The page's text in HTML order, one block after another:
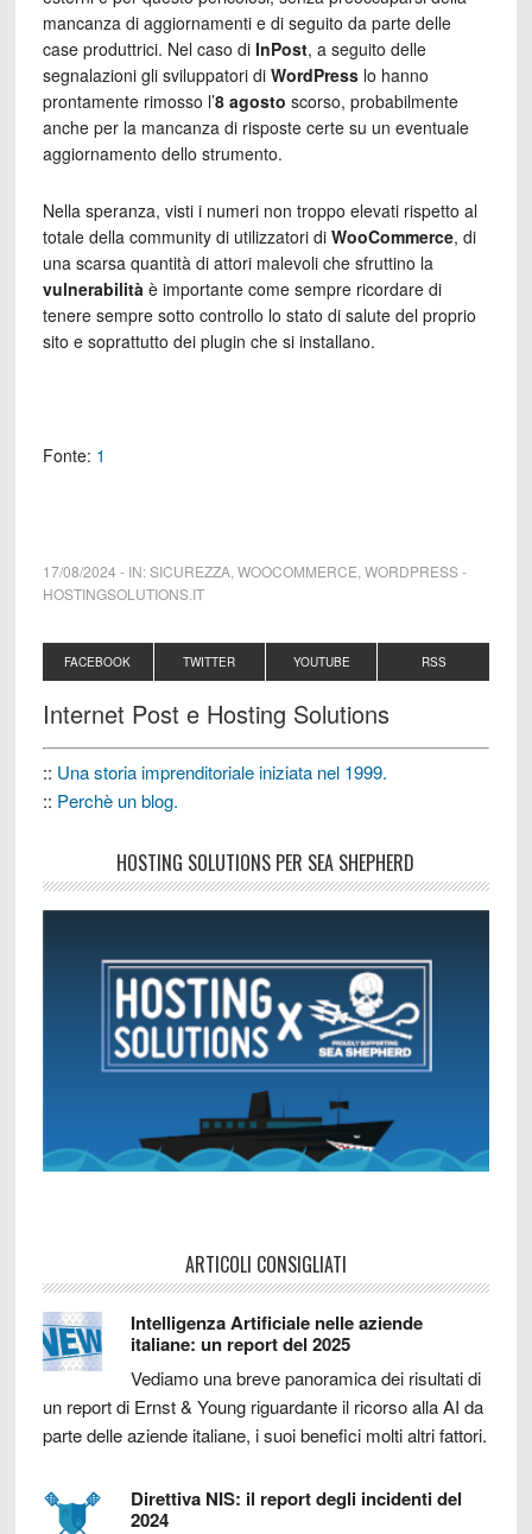
mancanza di aggiornamenti e di seguito da parte delle
case produttrici. Nel caso di InPost, a seguito delle
segnalazioni gli sviluppatori di WordPresslo hanno
prontamente rimosso l’8 agosto scorso, probabilmente
anche per la mancanza di risposte certe su un eventuale
aggiornamento dello strumento.
Nella speranza, visti i numeri non troppo elevati rispetto al
totale della community di utilizzatori di WooCommerce, di
una scarsa quantità di attori malevoli che sfruttino la
vulnerabilità è importante come sempre ricordare di
tenere sempre sotto controllo lo stato di salute del proprio
sito e soprattutto dei plugin che si installano.
Fonte: 1
17/08/2024 - IN:SICUREZZA, WOOCOMMERCE WORDPRESS-
HOSTINGSOLUTIONS.IT
FACEBOOK TWITTER YOUTUBE RSS
Internet Post e Hosting Solutions
:: Una storia imprenditoriale iniziata nel 1999.
:: Perchè un blog.
HOSTING SOLUTIONS PER SEA SHEPHERD
ARTICOLI CONSIGLIATI
Intelligenza Artificiale nelle aziende
italiane: un report del 2025
Vediamo una breve panoramica dei risultati di
un report di Ernst & Young riguardante il ricorso alla AI da
parte delle aziende italiane, i suoi benefici molti altri fattori.
Direttiva NIS: il report degli incidenti del
2024